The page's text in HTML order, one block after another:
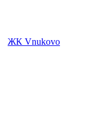
ЖК Vnukovo